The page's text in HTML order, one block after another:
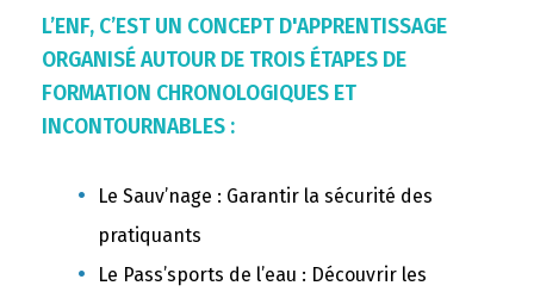
L’ENF, C’EST UN CONCEPT D'APPRENTISSAGE
ORGANISÉ AUTOUR DE TROIS ÉTAPES DE
FORMATION CHRONOLOGIQUES ET
INCONTOURNABLES :
Le Sauv’nage : Garantir la sécurité des
pratiquants
Le Pass’sports de l’eau : Découvrir les